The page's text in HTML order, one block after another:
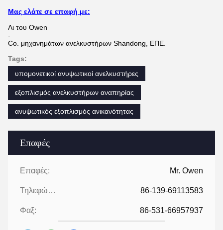
Επαφές
Επαφές: Mr. Owen
Τηλεφώνημα: 86-139-69113583
Φαξ: 86-531-66957937
Μας ελάτε σε επαφή με:
Λι του Owen
-
Co. μηχανημάτων ανελκυστήρων Shandong, ΕΠΕ.
Tags:
υπομονετικοί ανυψωτικοί ανελκυστήρες
εξοπλισμός ανελκυστήρων αναπηρίας
ανυψωτικός εξοπλισμός ανικανότητας